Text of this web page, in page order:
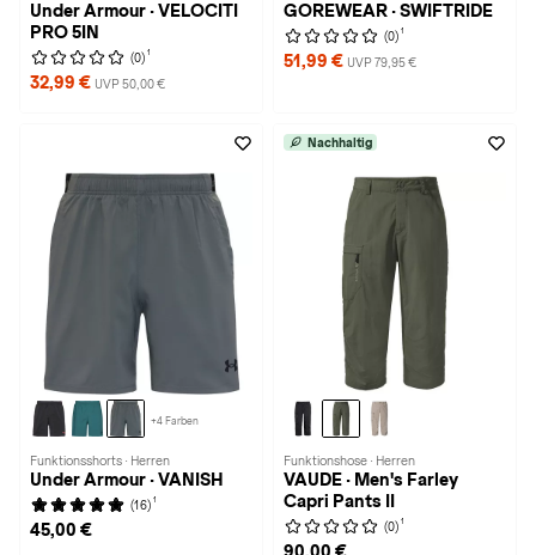
Under Armour · VELOCITI
PRO 5IN
(0) 1
32,99 € UVP 50,00 €
GOREWEAR · SWIFTRIDE
(0) 1
51,99 € UVP 79,95 €
+4 Farben
Funktionsshorts · Herren
Under Armour · VANISH
(16) 1
45,00 €
Nachhaltig
Funktionshose · Herren
VAUDE · Men's Farley
Capri Pants II
(0) 1